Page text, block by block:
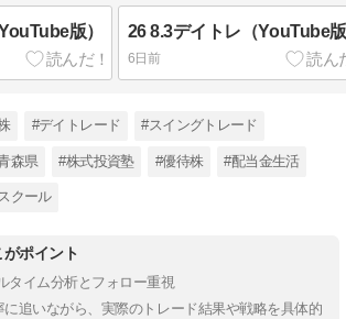
版） 26 8.3デイトレ（YouTube
6日前
#デイトレード #スイングトレード
森県 #株式投資塾 #優待株 #配当金生活
クール
ポイント
タイム分析とフォロー重視
に追いながら、実際のトレード結果や戦略を具体的